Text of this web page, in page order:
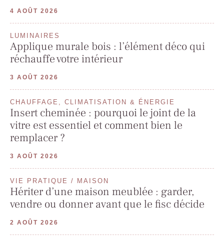
4 AOÛT 2026
LUMINAIRES
Applique murale bois : l’élément déco qui
réchauffe votre intérieur
3 AOÛT 2026
CHAUFFAGE, CLIMATISATION & ÉNERGIE
Insert cheminée : pourquoi le joint de la
vitre est essentiel et comment bien le
remplacer ?
3 AOÛT 2026
VIE PRATIQUE / MAISON
Hériter d’une maison meublée : garder,
vendre ou donner avant que le fisc décide
2 AOÛT 2026